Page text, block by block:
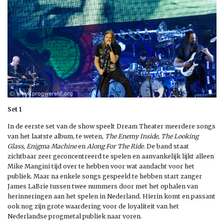
Set 1
In de eerste set van de show speelt Dream Theater meerdere songs
van het laatste album, te weten, The Enemy Inside, The Looking
Glass, Enigma Machineen Along For The Ride. De band staat
zichtbaar zeer geconcentreerd te spelen en aanvankelijk lijkt alleen
Mike Mangini tijd over te hebben voor wat aandacht voor het
publiek. Maar na enkele songs gespeeld te hebben start zanger
James LaBrie tussen twee nummers door met het ophalen van
herinneringen aan het spelen in Nederland. Hierin komt en passant
ook nog zijn grote waardering voor de loyaliteit van het
Nederlandse progmetal publiek naar voren.